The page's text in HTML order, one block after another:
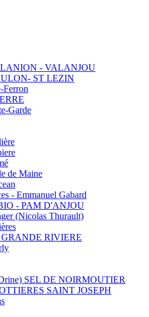
- VALANJOU
ST LEZIN
Ferron
Garde
de Maine
- Emmanuel Gabard
- PAM D'ANJOU
(Nicolas Thurault)
RIVIERE
SEL DE NOIRMOUTIER
SAINT JOSEPH